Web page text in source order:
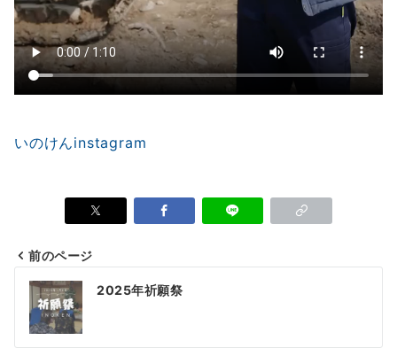
いのけんinstagram
投
稿
ナ
前のページ
2025年祈願祭